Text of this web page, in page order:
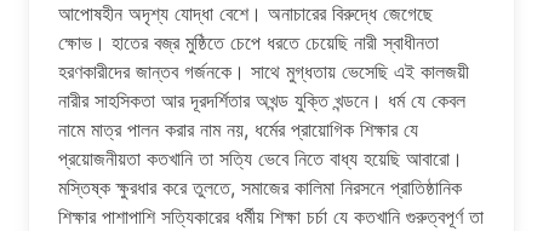
আপোষহীন অদৃশ্য যোদ্ধা বেশে। অনাচারের বিরুদ্ধে জেগেছে
ক্ষোভ। হাতের বজ্র মুষ্ঠিতে চেপে ধরতে চেয়েছি নারী স্বাধীনতা
হরণকারীদের জান্তব গর্জনকে। সাথে মুগ্ধতায় ভেসেছি এই কালজয়ী
নারীর সাহসিকতা আর দূরদর্শিতার অখন্ড যুক্তি খন্ডনে। ধর্ম যে কেবল
নামে মাত্র পালন করার নাম নয়, ধর্মের প্রায়োগিক শিক্ষার যে
প্রয়োজনীয়তা কতখানি তা সত্যি ভেবে নিতে বাধ্য হয়েছি আবারো।
মস্তিষ্ক ক্ষুরধার করে তুলতে, সমাজের কালিমা নিরসনে প্রাতিষ্ঠানিক
শিক্ষার পাশাপাশি সত্যিকারের ধর্মীয় শিক্ষা চর্চা যে কতখানি গুরুত্বপূর্ণ তা